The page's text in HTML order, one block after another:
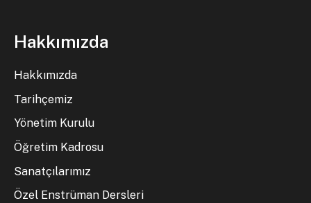
Hakkımızda
Hakkımızda
Tarihçemiz
Yönetim Kurulu
Öğretim Kadrosu
Sanatçılarımız
Özel Enstrüman Dersleri